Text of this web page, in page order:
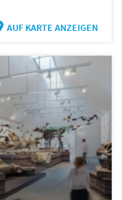
AUF KARTE ANZEIGEN